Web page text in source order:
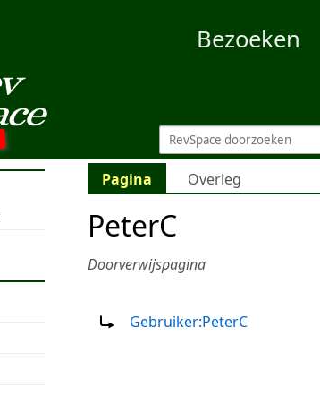
Bezoeken
Pagina Overleg
PeterC
Doorverwijspagina
Gebruiker:PeterC